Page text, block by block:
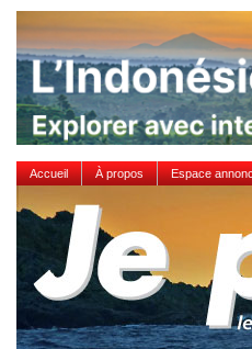
Accueil À propos Espace